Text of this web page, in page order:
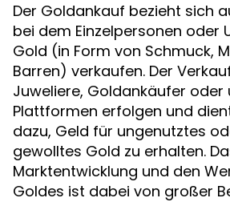
Der Goldankauf bezieht sich
bei dem Einzelpersonen oder
Gold (in Form von Schmuck,
Barren) verkaufen. Der
Juweliere, Goldankäufer oder
Plattformen erfolgen und
dazu, Geld für ungenutztes
gewolltes Gold zu erhalten.
Marktentwicklung und den
Goldes ist dabei von großer